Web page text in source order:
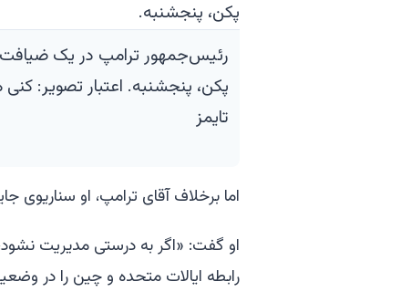
رئیس‌جمهور ترامپ در یک
پکن، پنجشنبه. اعتبار تصویر:
تایمز
اما برخلاف آقای ترامپ، او سناریوی
او گفت: «اگر به درستی مدیریت
رابطه ایالات متحده و چین را در